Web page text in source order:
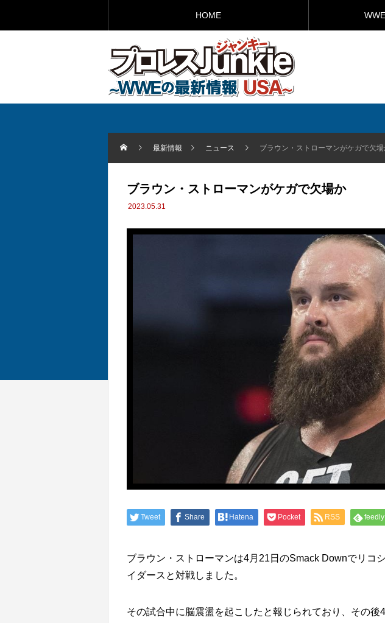
HOME
最新情報 ニュース ブラウン・ストローマンがケガで欠
ブラウン・ストローマンがケガで欠場か
2023.05.31
Tweet Share Hatena Pocket RSS feedly
ブラウン・ストローマンは4月21日のSmack Downでリコ
イダースと対戦しました。
その試合中に脳震盪を起こしたと報じられており、その